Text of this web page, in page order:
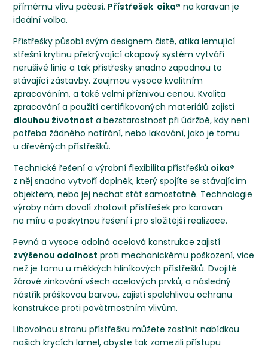
přímému vlivu počasí. Přístřešek oika® na karavan je
ideální volba.
Přístřešky působí svým designem čistě, atika lemující
střešní krytinu překrývající okapový systém vytváří
nerušivé linie a tak přístřešky snadno zapadnou to
stávající zástavby. Zaujmou vysoce kvalitním
zpracováním, a také velmi příznivou cenou. Kvalita
zpracování a použití certifikovaných materiálů zajistí
dlouhou životnost a bezstarostnost při údržbě, kdy není
potřeba žádného natírání, nebo lakování, jako je tomu
u dřevěných přístřešků.
Technické řešení a výrobní flexibilita přístřešků oika®
z něj snadno vytvoří doplněk, který spojíte se stávajícím
objektem, nebo jej nechat stát samostatně. Technologie
výroby nám dovolí zhotovit přístřešek pro karavan
na míru a poskytnou řešení i pro složitější realizace.
Pevná a vysoce odolná ocelová konstrukce zajistí
zvýšenou odolnost proti mechanickému poškození, vice
než je tomu u měkkých hliníkových přístřešků. Dvojité
žárové zinkování všech ocelových prvků, a následný
nástřik práškovou barvou, zajistí spolehlivou ochranu
konstrukce proti povětrnostním vlivům.
Libovolnou stranu přístřešku můžete zastínit nabídkou
našich krycích lamel, abyste tak zamezili přístupu